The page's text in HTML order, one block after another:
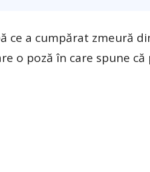
ce a cumpărat zmeură
o poză în care spune